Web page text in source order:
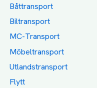
Båttransport
Biltransport
MC-Transport
Möbeltransport
Utlandstransport
Flytt